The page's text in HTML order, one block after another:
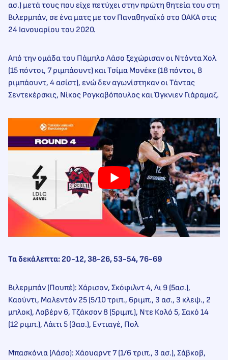
ασ.) μετά τους που είχε πετύχει στην πρώτη θητεία του στη
Βιλερμπάν, σε ένα ματς με τον Παναθηναϊκό στο ΟΑΚΑ στις
24 Ιανουαρίου του 2020.
Από την ομάδα του Πάμπλο Λάσο ξεχώρισαν οι Ντόντα Χολ
(15 πόντοι, 7 ριμπάουντ) και Τσίμα Μονέκε (18 πόντοι, 8
ριμπάουντ, 4 ασίστ), ενώ δεν αγωνίστηκαν οι Τάντας
Σεντεκέρσκις, Νίκος Ρογκαβόπουλος και Όγκνιεν Γιάραμαζ.
Τα δεκάλεπτα: 20-12, 38-26, 53-54, 76-69
Βιλερμπάν (Πουπέ): Χάρισον, Σκόφιλντ 4, Λι 9 (5ασ.),
Καούντι, Μαλεντόν 25 (5/10 τριπ., 6ριμπ., 3 ασ., 3 κλεψ., 2
μπλοκ), Λοβέρν 6, Τζάκσον 8 (5ριμπ.), Ντε Κολό 5, Σακό 14
(12 ριμπ.), Λάιτι 5 (3ασ.), Εντιαγέ, Πολ
Μπασκόνια (Λάσο): Χάουαρντ 7 (1/6 τριπ., 3 ασ.), Σάβκοβ,